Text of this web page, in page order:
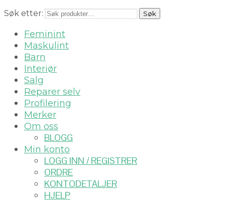
Søk etter: Søk
Feminint
Maskulint
Barn
Interiør
Salg
Reparer selv
Profilering
Merker
Om oss
BLOGG
Min konto
LOGG INN / REGISTRER
ORDRE
KONTODETALJER
HJELP